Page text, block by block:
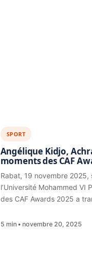
SPORT
Angélique Kidjo,
moments des CAF
Rabat, 19 novembre 2025,
l’Université Mohammed VI
des CAF Awards 2025 a
5 min novembre 20, 2025